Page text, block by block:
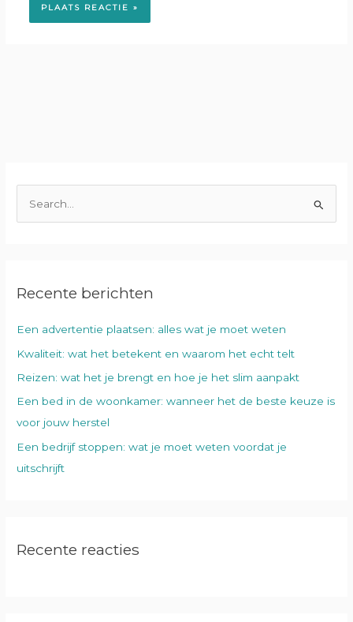
n
a
r
:
Recente berichten
Een advertentie plaatsen: alles wat je moet weten
Kwaliteit: wat het betekent en waarom het echt telt
Reizen: wat het je brengt en hoe je het slim aanpakt
Een bed in de woonkamer: wanneer het de beste keuze is
voor jouw herstel
Een bedrijf stoppen: wat je moet weten voordat je
uitschrijft
Recente reacties